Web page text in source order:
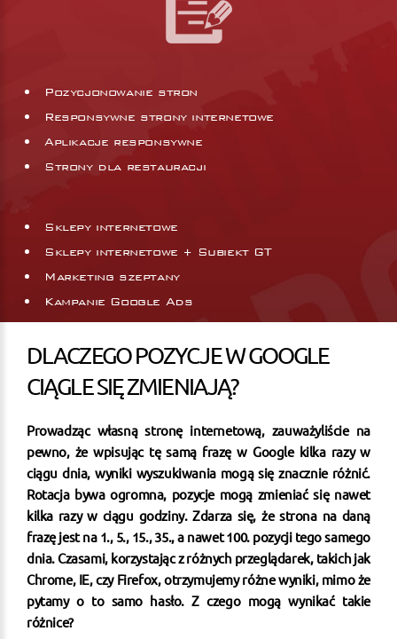
Pozycjonowanie stron
Responsywne strony internetowe
Aplikacje responsywne
Strony dla restauracji
Sklepy internetowe
Sklepy internetowe + Subiekt GT
Marketing szeptany
Kampanie Google Ads
DLACZEGO POZYCJE W GOOGLE
CIĄGLE SIĘ ZMIENIAJĄ?
Prowadząc własną stronę internetową, zauważyliście na
pewno, że wpisując tę samą frazę w Google kilka razy w
ciągu dnia, wyniki wyszukiwania mogą się znacznie różnić.
Rotacja bywa ogromna, pozycje mogą zmieniać się nawet
kilka razy w ciągu godziny. Zdarza się, że strona na daną
frazę jest na 1., 5., 15., 35., a nawet 100. pozycji tego samego
dnia. Czasami, korzystając z różnych przeglądarek, takich jak
Chrome, IE, czy Firefox, otrzymujemy różne wyniki, mimo że
pytamy o to samo hasło. Z czego mogą wynikać takie
różnice?